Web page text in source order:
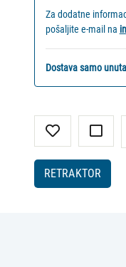
Za dodatne
pošaljite e-mail na
Dostava samo
RETRAKTOR